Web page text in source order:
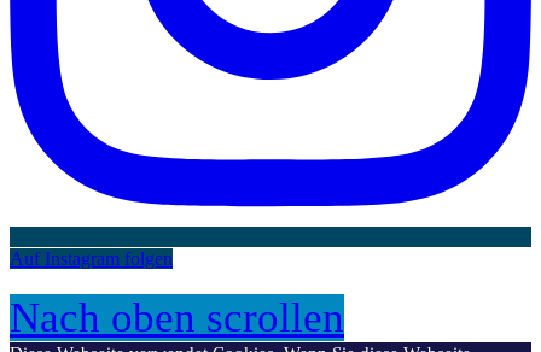
Auf Instagram folgen
Nach oben scrollen